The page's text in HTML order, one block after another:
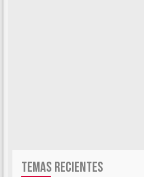
TEMAS RECIENTES